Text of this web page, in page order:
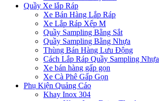
Quầy Xe lắp Ráp
Xe Bán Hàng Lắp Ráp
Xe Lắp Ráp Xếp M
Quầy Sampling Bằng Sắt
Quầy Sampling Bằng Nhựa
Thùng Bán Hàng Lưu Động
Cách Lắp Ráp Quầy Sampling Nhựa
Xe bán hàng gấp gọn
Xe Cà Phê Gấp Gọn
Phụ Kiện Quảng Cáo
Khay Inox 304